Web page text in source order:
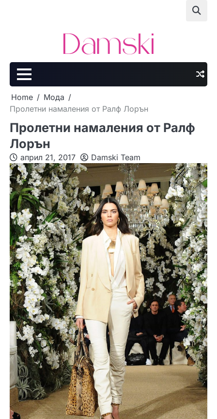
Home
Мода
Пролетни намаления от Ралф Лорън
Пролетни намаления от Ралф
Лорън
април 21, 2017 Damski Team